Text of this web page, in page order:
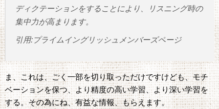
ディクテーションをすることにより、リスニング時の
集中力が高まります。
引用:プライムイングリッシュメンバーズページ
ま、これは、ごく一部を切り取っただけですけども、モチ
ベーションを保つ、より精度の高い学習、より深い学習を
する。その為にね、有益な情報、もらえます。